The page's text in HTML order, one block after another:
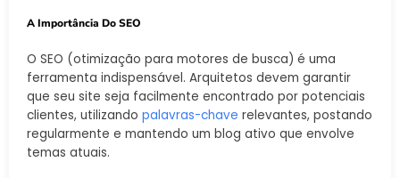
A Importância Do SEO
O SEO (otimização para motores de busca) é uma
ferramenta indispensável. Arquitetos devem garantir
que seu site seja facilmente encontrado por potenciais
clientes, utilizando palavras-chave relevantes, postando
regularmente e mantendo um blog ativo que envolve
temas atuais.